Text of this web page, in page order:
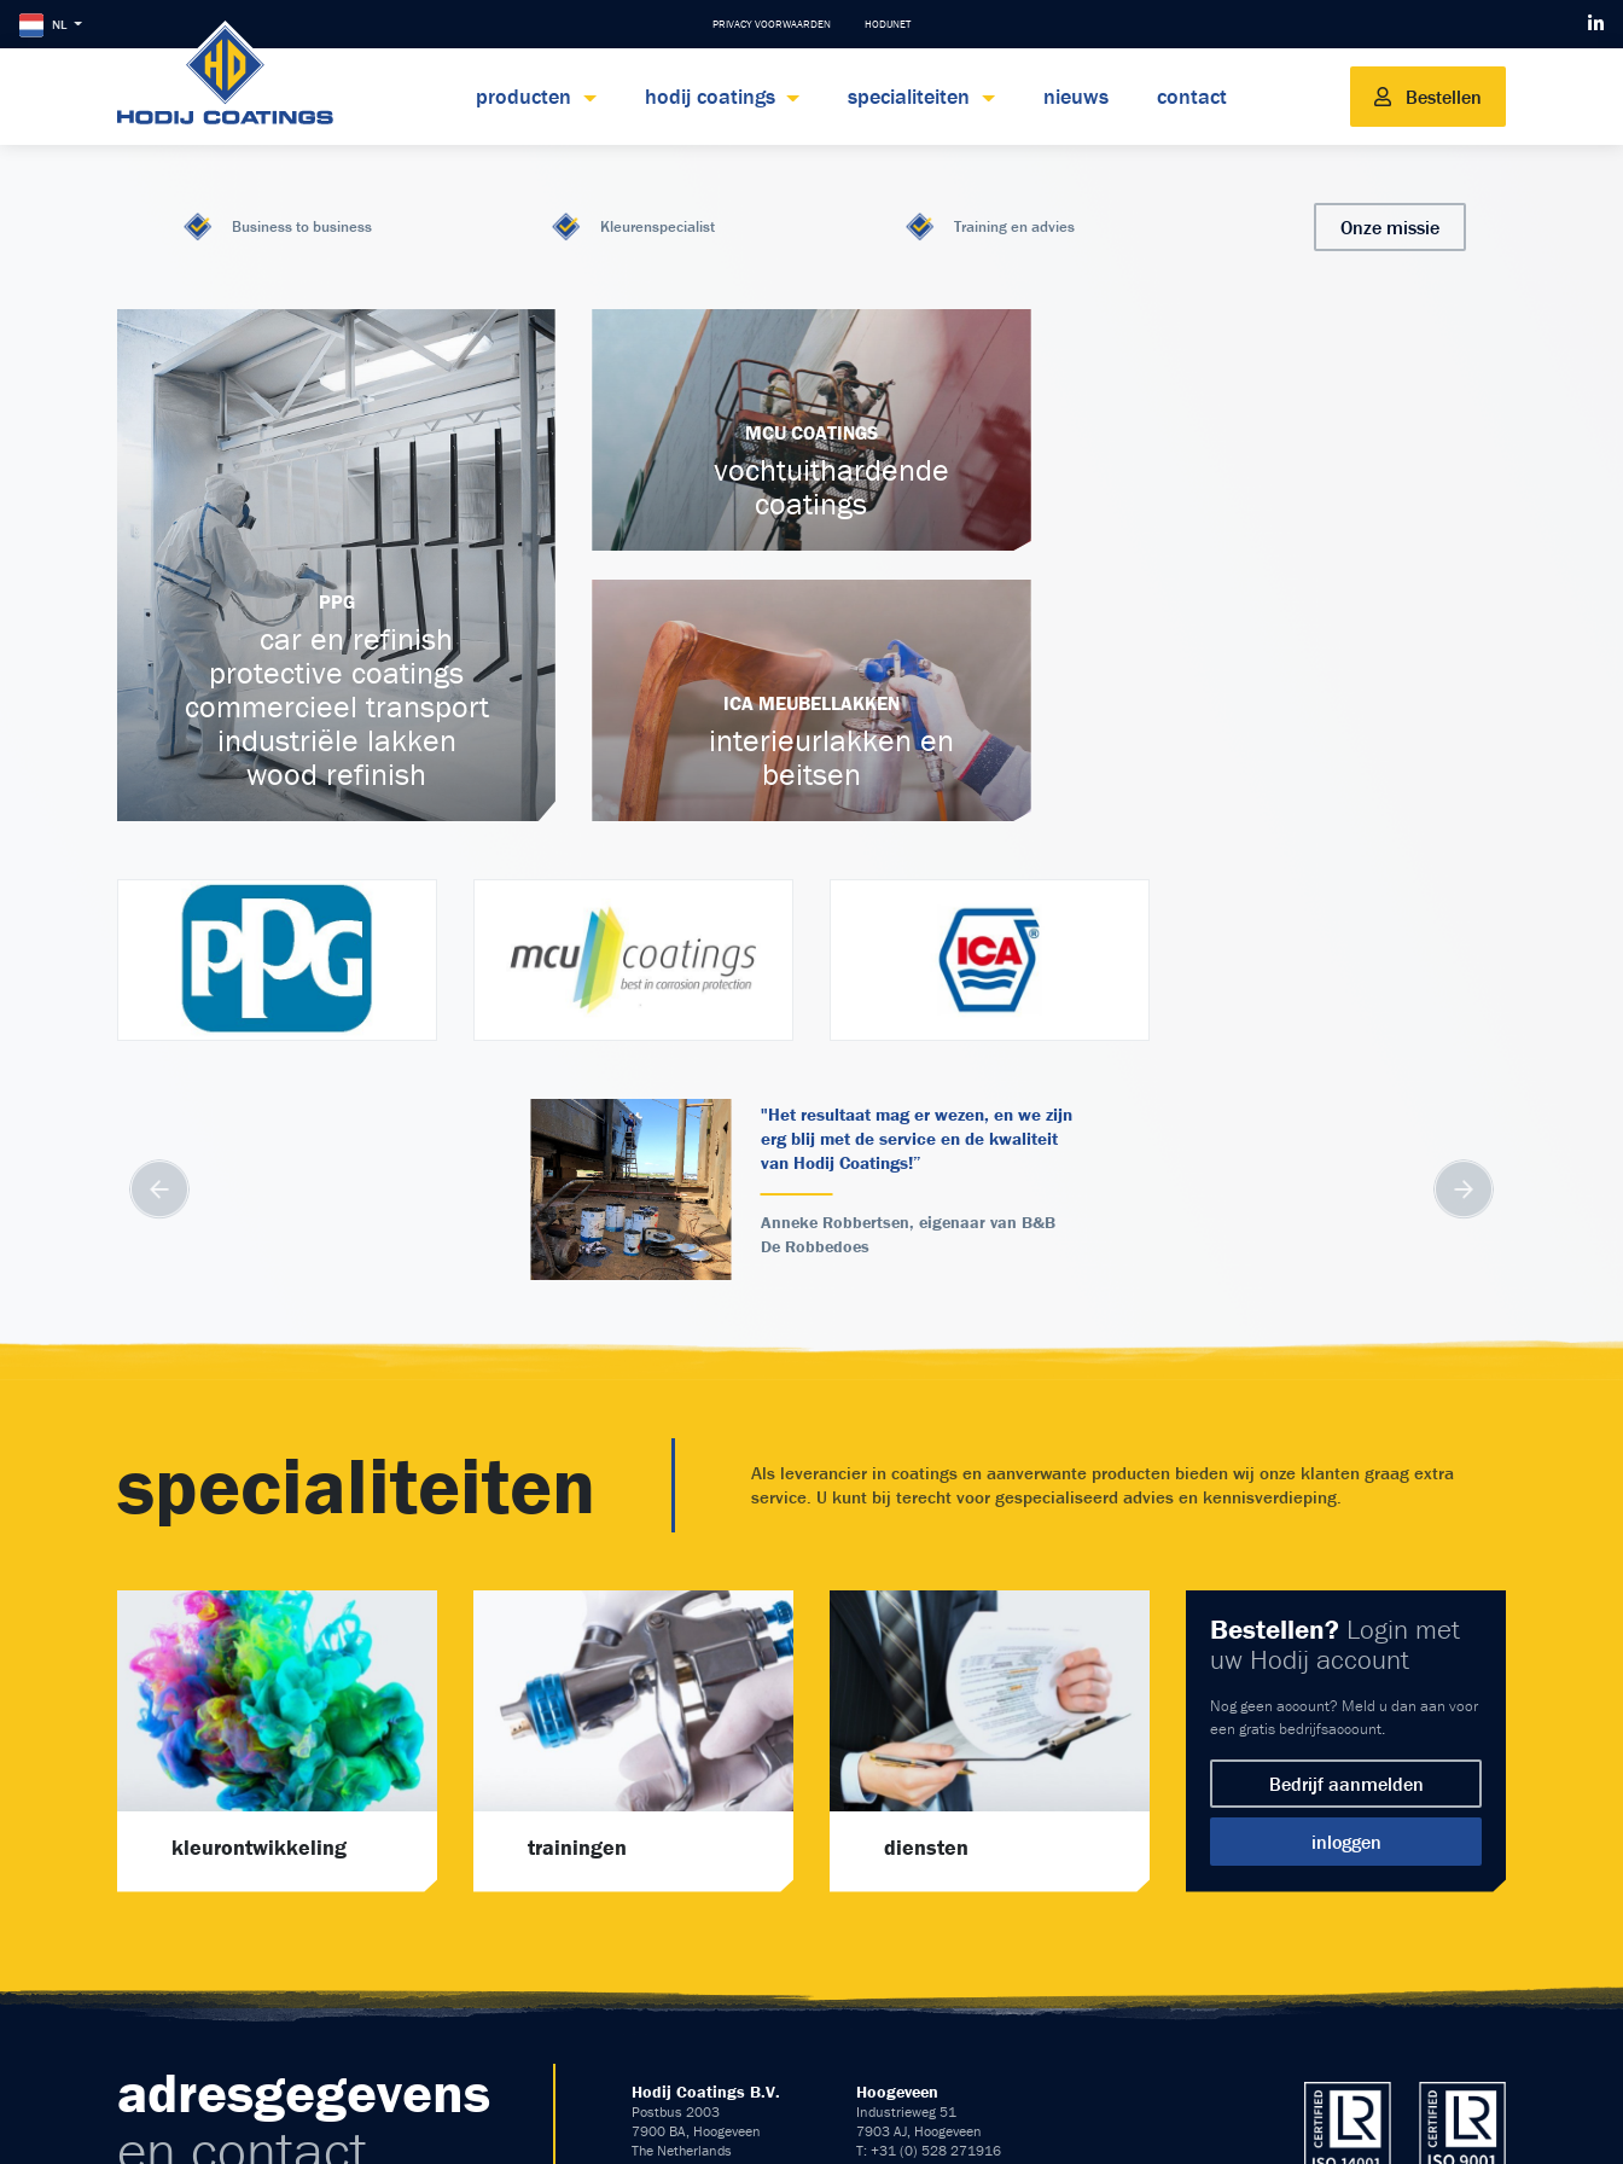
NL PRIVACY VOORWAARDEN HODIJNET
producten hodij coatings specialiteiten nieuws contact Bestellen
Business to business Kleurenspecialist Training en advies Onze missie
PPG
car en refinish
protective coatings
commercieel transport
industriële lakken
wood refinish
MCU COATINGS
vochtuithardende
coatings
ICA MEUBELLAKKEN
interieurlakken en
beitsen
"Het resultaat mag er wezen, en we zijn
erg blij met de service en de kwaliteit
van Hodij Coatings!”
Anneke Robbertsen, eigenaar van B&B
De Robbedoes
specialiteiten
Als leverancier in coatings en aanverwante producten bieden wij onze klanten graag extra
service. U kunt bij terecht voor gespecialiseerd advies en kennisverdieping.
kleurontwikkeling trainingen diensten
Bestellen? Login met
uw Hodij account
Nog geen account? Meld u dan aan voor
een gratis bedrijfsaccount.
Bedrijf aanmelden
inloggen
adresgegevens
en contact
Hodij Coatings B.V.
Postbus 2003
7900 BA, Hoogeveen
The Netherlands
Hoogeveen
Industrieweg 51
7903 AJ, Hoogeveen
T: +31 (0) 528 271916